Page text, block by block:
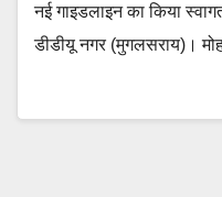
नई गाइडलाइन का किया
डीडीयू नगर (मुगलसराय)।